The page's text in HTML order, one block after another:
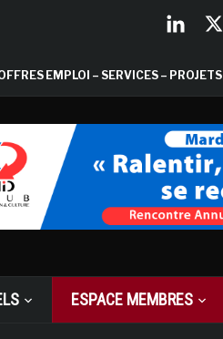
EMPLOI – SERVICES – PROJETS
ESPACE MEMBRES